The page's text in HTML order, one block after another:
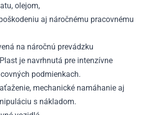
olejom,
aj náročnému pracovnému
na náročnú prevádzku
je navrhnutá pre intenzívne
podmienkach.
mechanické namáhanie aj
s nákladom.